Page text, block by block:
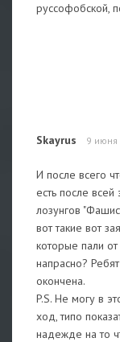
руссофобской,
Skayrus 9 июня
И после всего
есть после
лозунгов
вот такие вот
которые пали
напрасно?
окончена.
P.S. Не могу в
ход, типо
надежде на то